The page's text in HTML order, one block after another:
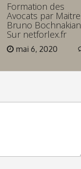
Formation des
Avocats par Maitre
Bruno Bochnakian
Sur netforlex.fr
mai 6, 2020